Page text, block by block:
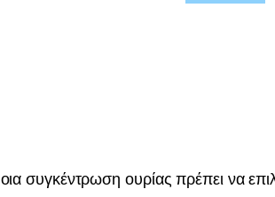
συγκέντρωση ουρίας πρέπει να